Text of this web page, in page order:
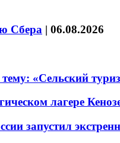
Сбера | 06.08.2026
«Сельский
лагере
запустил